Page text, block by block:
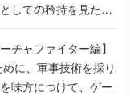
しての矜持を見た
】
チャファイター編】
めに、軍事技術を採り
味方につけて、ゲー